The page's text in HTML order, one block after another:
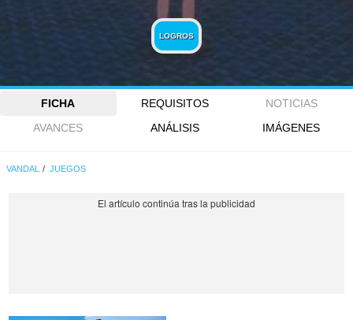
LOGROS
FICHA REQUISITOS
NOTICIAS
AVANCES
ANÁLISIS IMÁGENES
VANDAL JUEGOS